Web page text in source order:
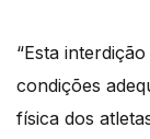
“Esta
condições
física dos